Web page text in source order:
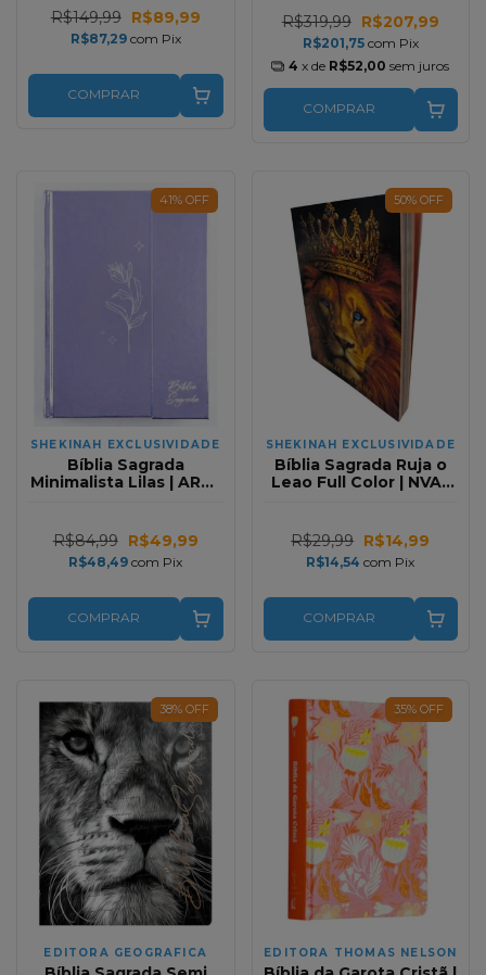
Luxo Cinza
R$149,99 R$89,99
R$87,29 com Pix
COMPRAR
R$319,99 R$207,99
R$201,75 com Pix
4 x de R$52,00 sem juros
COMPRAR
41% OFF
SHEKINAH EXCLUSIVIDADE
Bíblia Sagrada
Minimalista Lilas | ARC |
Carteira
R$84,99 R$49,99
R$48,49com Pix
COMPRAR
50% OFF
SHEKINAH EXCLUSIVIDADE
Bíblia Sagrada Ruja o
Leao Full Color | NVA |
R$29,99 R$14,99
R$14,54com Pix
COMPRAR
38% OFF
EDITORA GEOGRAFICA
35% OFF
EDITORA THOMAS NELSON